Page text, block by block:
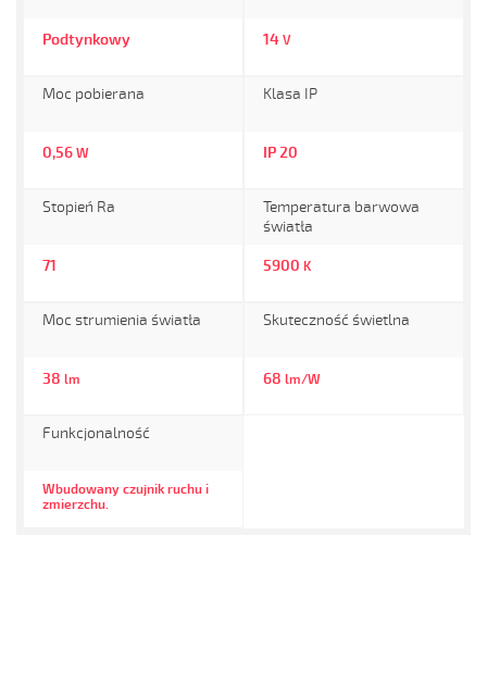
Podtynkowy 14 V
Moc pobierana
0,56 W
Klasa IP
IP 20
Stopień Ra
71
Temperatura barwowa
światła
5900 K
Moc strumienia światła
38 lm
Skuteczność świetlna
68 lm/W
Funkcjonalność
Wbudowany czujnik ruchu i
zmierzchu.